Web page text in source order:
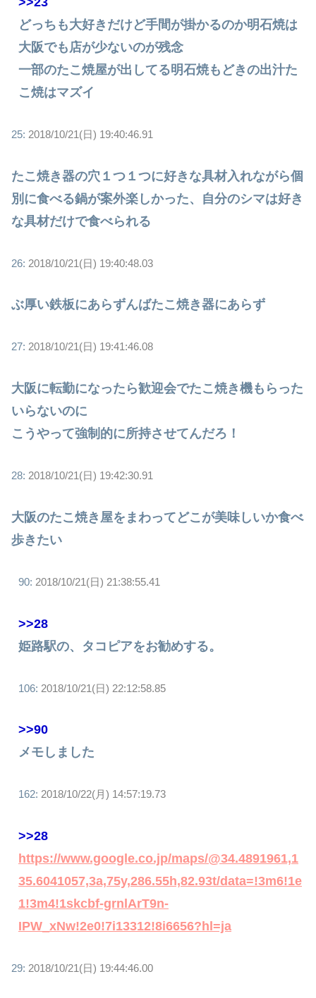
どっちも大好きだけど手間が掛かるのか明石焼は
大阪でも店が少ないのが残念
一部のたこ焼屋が出してる明石焼もどきの出汁た
こ焼はマズイ
25: 2018/10/21(日) 19:40:46.91
たこ焼き器の穴１つ１つに好きな具材入れながら個
別に食べる鍋が案外楽しかった、自分のシマは好き
な具材だけで食べられる
26: 2018/10/21(日) 19:40:48.03
ぶ厚い鉄板にあらずんばたこ焼き器にあらず
27: 2018/10/21(日) 19:41:46.08
大阪に転勤になったら歓迎会でたこ焼き機もらった
いらないのに
こうやって強制的に所持させてんだろ！
28: 2018/10/21(日) 19:42:30.91
大阪のたこ焼き屋をまわってどこが美味しいか食べ
歩きたい
90: 2018/10/21(日) 21:38:55.41
>>28
姫路駅の、タコピアをお勧めする。
106: 2018/10/21(日) 22:12:58.85
>>90
メモしました
162: 2018/10/22(月) 14:57:19.73
>>28
https://www.google.co.jp/maps/@34.4891961,1
35.6041057,3a,75y,286.55h,82.93t/data=!3m6!1e
1!3m4!1skcbf-grnlArT9n-
IPW_xNw!2e0!7i13312!8i6656?hl=ja
29: 2018/10/21(日) 19:44:46.00